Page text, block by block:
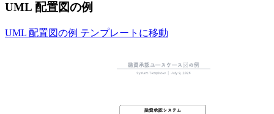
UML 配置図の例
UML 配置図の例 テンプレートに移動